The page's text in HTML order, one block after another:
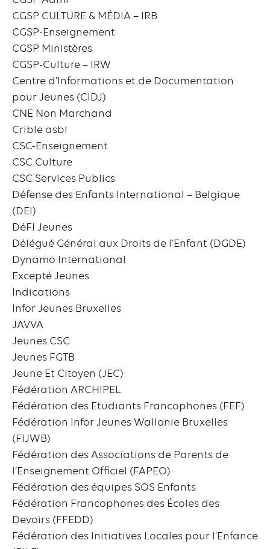
CGSP CULTURE & MÉDIA – IRB
CGSP-Enseignement
CGSP Ministères
CGSP-Culture – IRW
Centre d’Informations et de Documentation
pour Jeunes (CIDJ)
CNE Non Marchand
Crible asbl
CSC-Enseignement
CSC Culture
CSC Services Publics
Défense des Enfants International – Belgique
(DEI)
DéFI Jeunes
Délégué Général aux Droits de l’Enfant (DGDE)
Dynamo International
Excepté Jeunes
Indications
Infor Jeunes Bruxelles
JAVVA
Jeunes CSC
Jeunes FGTB
Jeune Et Citoyen (JEC)
Fédération ARCHIPEL
Fédération des Etudiants Francophones (FEF)
Fédération Infor Jeunes Wallonie Bruxelles
(FIJWB)
Fédération des Associations de Parents de
l’Enseignement Officiel (FAPEO)
Fédération des équipes SOS Enfants
Fédération Francophones des Écoles des
Devoirs (FFEDD)
Fédération des Initiatives Locales pour l’Enfance